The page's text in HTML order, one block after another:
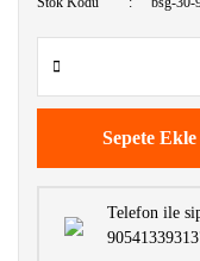
Sepete Ekle
Telefon ile